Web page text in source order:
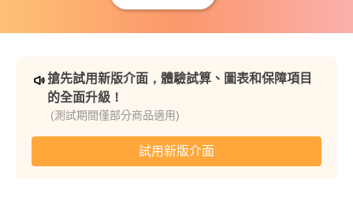
搶先試用新版介面，體驗試算、圖表和保障項目
的全面升級！
(測試期間僅部分商品適用)
試用新版介面